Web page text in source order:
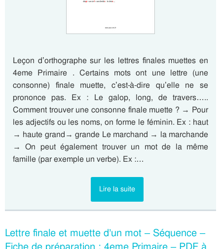
Leçon d’orthographe sur les lettres finales muettes en
4eme Primaire . Certains mots ont une lettre (une
consonne) finale muette, c’est-à-dire qu’elle ne se
prononce pas. Ex : Le galop, long, de travers…..
Comment trouver une consonne finale muette ? → Pour
les adjectifs ou les noms, on forme le féminin. Ex : haut
→ haute grand→ grande Le marchand → la marchande
→ On peut également trouver un mot de la même
famille (par exemple un verbe). Ex :…
Lire la suite
Lettre finale et muette d’un mot – Séquence –
Fiche de préparation : 4eme Primaire – PDF à